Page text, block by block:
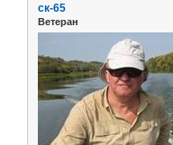
ск-65
Ветеран